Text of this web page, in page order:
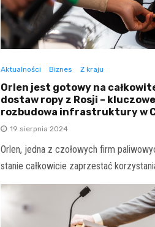
Aktualności Biznes Z kraju
Orlen jest gotowy na
dostaw ropy z Rosji –
rozbudowa infrastruktury w
19 sierpnia 2024
Orlen, jedna z czołowych firm
stanie całkowicie zaprzestać